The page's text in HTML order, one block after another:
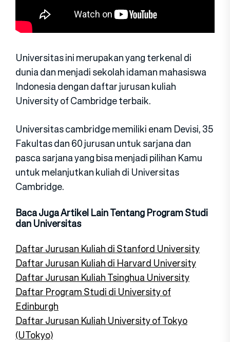
Universitas ini merupakan yang terkenal di
dunia dan menjadi sekolah idaman mahasiswa
Indonesia dengan daftar jurusan kuliah
University of Cambridge terbaik.
Universitas cambridge memiliki enam Devisi, 35
Fakultas dan 60 jurusan untuk sarjana dan
pasca sarjana yang bisa menjadi pilihan Kamu
untuk melanjutkan kuliah di Universitas
Cambridge.
Baca Juga Artikel Lain Tentang Program Studi
dan Universitas
Daftar Jurusan Kuliah di Stanford University
Daftar Jurusan Kuliah di Harvard University
Daftar Jurusan Kuliah Tsinghua University
Daftar Program Studi di University of
Edinburgh
Daftar Jurusan Kuliah University of Tokyo
(UTokyo)